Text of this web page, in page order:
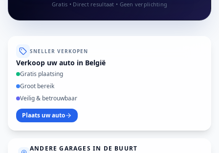
Gratis • Direct resultaat • Geen verplichting
SNELLER VERKOPEN
Verkoop uw auto in België
Gratis plaatsing
Groot bereik
Veilig & betrouwbaar
Plaats uw auto
ANDERE GARAGES IN DE BUURT